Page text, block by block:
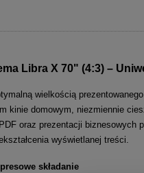
Libra X 70" (4:3) –
wielkością prezentowanego
kinie domowym, niezmiennie
oraz prezentacji
wyświetlanej treści.
składanie